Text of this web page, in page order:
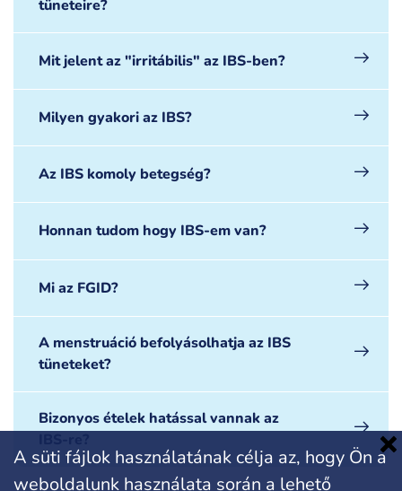
tüneteire?
Mit jelent az "irritábilis" az IBS-ben?
Milyen gyakori az IBS?
Az IBS komoly betegség?
Honnan tudom hogy IBS-em van?
Mi az FGID?
A menstruáció befolyásolhatja az IBS
tüneteket?
Bizonyos ételek hatással vannak az
A süti fájlok használatának célja az, hogy Ön a
weboldalunk használata során a lehető